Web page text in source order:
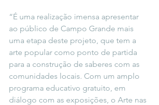
“É uma realização imensa apresentar
ao público de Campo Grande mais
uma etapa deste projeto, que tem a
arte popular como ponto de partida
para a construção de saberes com as
comunidades locais. Com um amplo
programa educativo gratuito, em
diálogo com as exposições, o Arte nas